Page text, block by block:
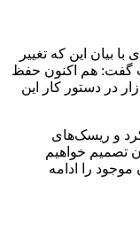
بیان این که تغییر
گفت: هم اکنون حفظ
در دستور کار این
کرد و ریسک‌های
تصمیم خواهیم
را ادامه